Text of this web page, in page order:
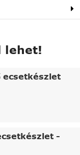
lehet!
ecsetkészlet
-